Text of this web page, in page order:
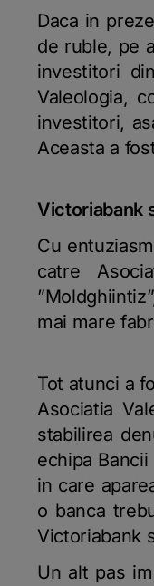
Daca in
de ruble, pe
investitori
Valeologia,
investitori,
Aceasta a
Victoriabank
Cu
catre
mai mare
Tot atunci a
Asociatia
stabilirea
echipa
in care
o banca
Victoriabank
Un alt pas